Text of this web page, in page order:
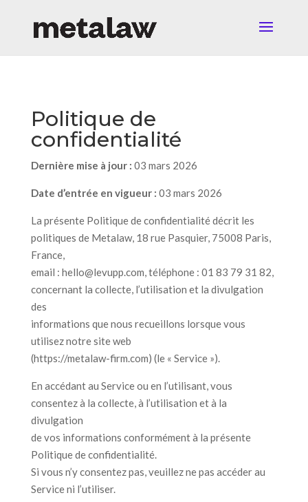
Politique de
confidentialité
Dernière mise à jour : 03 mars 2026
Date d’entrée en vigueur : 03 mars 2026
La présente Politique de confidentialité décrit les
politiques de Metalaw, 18 rue Pasquier, 75008 Paris,
France,
email : hello@levupp.com, téléphone : 01 83 79 31 82,
concernant la collecte, l’utilisation et la divulgation
des
informations que nous recueillons lorsque vous
utilisez notre site web
(https://metalaw-firm.com) (le « Service »).
En accédant au Service ou en l’utilisant, vous
consentez à la collecte, à l’utilisation et à la
divulgation
de vos informations conformément à la présente
Politique de confidentialité.
Si vous n’y consentez pas, veuillez ne pas accéder au
Service ni l’utiliser.